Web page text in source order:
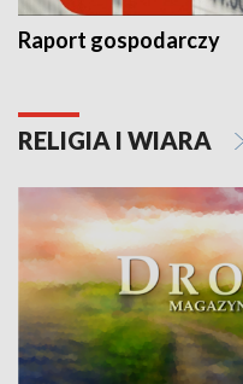
Raport gospodarczy
RELIGIA I WIARA